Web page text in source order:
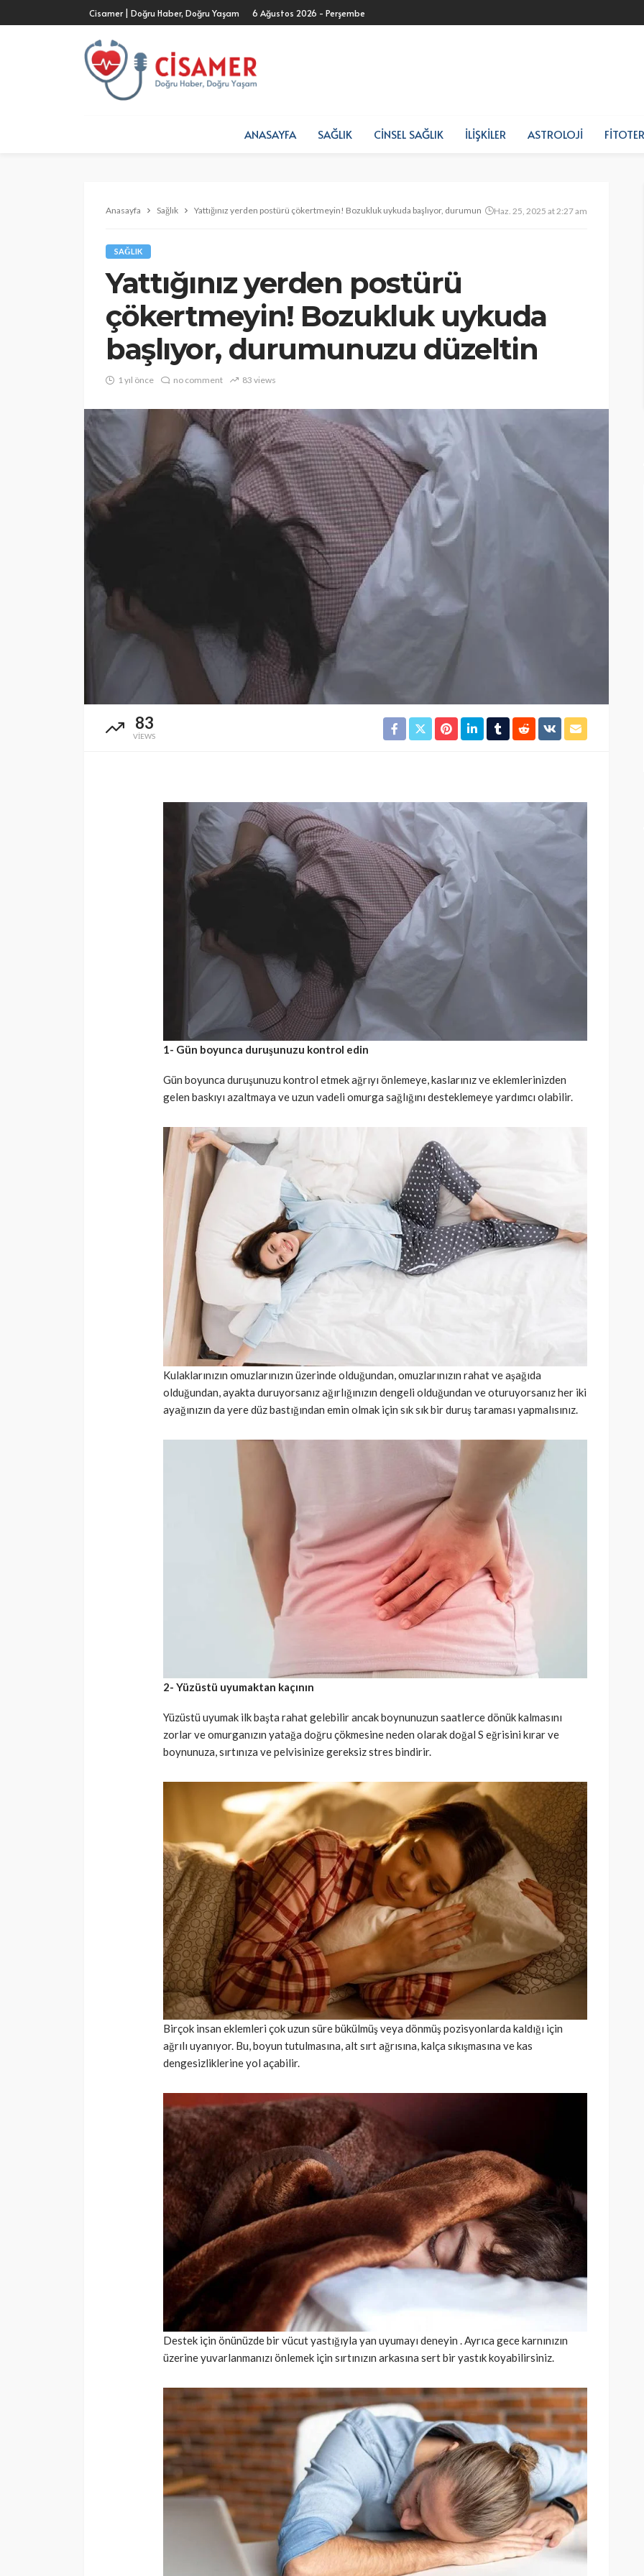
Cisamer | Doğru Haber, Doğru Yaşam 6 Ağustos 2026 - Perşembe
ANASAYFA SAĞLIK CINSEL SAĞLIK İLIŞKILER ASTROLOJI
Anasayfa Sağlık Yattığınız yerden postürü çökertmeyin! Bozukluk uykuda başlıyor, durumunuzu düzeltinHaz. 25, 2025 at 2:27 am
SAĞLIK
Yattığınız yerden postürü
çökertmeyin! Bozukluk uykuda
başlıyor, durumunuzu düzeltin
1 yıl önce no comment 83 views
83
VIEWS
1- Gün boyunca duruşunuzu kontrol edin
Gün boyunca duruşunuzu kontrol etmek ağrıyı önlemeye, kaslarınız ve eklemlerinizden
gelen baskıyı azaltmaya ve uzun vadeli omurga sağlığını desteklemeye yardımcı olabilir.
Kulaklarınızın omuzlarınızın üzerinde olduğundan, omuzlarınızın rahat ve aşağıda
olduğundan, ayakta duruyorsanız ağırlığınızın dengeli olduğundan ve oturuyorsanız her iki
ayağınızın da yere düz bastığından emin olmak için sık sık bir duruş taraması yapmalısınız.
2- Yüzüstü uyumaktan kaçının
Yüzüstü uyumak ilk başta rahat gelebilir ancak boynunuzun saatlerce dönük kalmasını
zorlar ve omurganızın yatağa doğru çökmesine neden olarak doğal S eğrisini kırar ve
boynunuza, sırtınıza ve pelvisinize gereksiz stres bindirir.
Birçok insan eklemleri çok uzun süre bükülmüş veya dönmüş pozisyonlarda kaldığı için
ağrılı uyanıyor. Bu, boyun tutulmasına, alt sırt ağrısına, kalça sıkışmasına ve kas
dengesizliklerine yol açabilir.
Destek için önünüzde bir vücut yastığıyla yan uyumayı deneyin . Ayrıca gece karnınızın
üzerine yuvarlanmanızı önlemek için sırtınızın arkasına sert bir yastık koyabilirsiniz.
SAĞLIK
Günde yalnızca 3 kısmı
mamasına toplatma kararı